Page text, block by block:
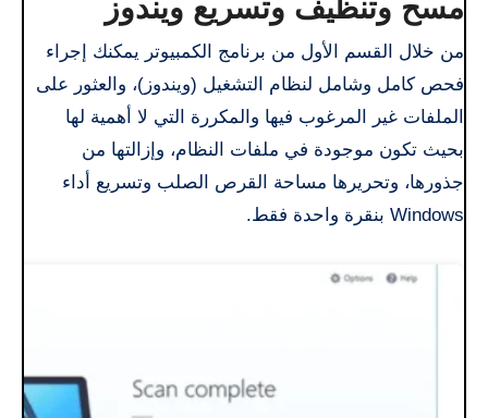
مسح وتنظيف وتسريع ويندوز
من خلال القسم الأول من برنامج الكمبيوتر يمكنك إجراء
فحص كامل وشامل لنظام التشغيل (ويندوز)، والعثور على
الملفات غير المرغوب فيها والمكررة التي لا أهمية لها
بحيث تكون موجودة في ملفات النظام، وإزالتها من
جذورها، وتحريرها مساحة القرص الصلب وتسريع أداء
Windows بنقرة واحدة فقط.